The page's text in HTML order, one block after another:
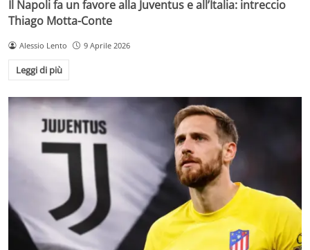
Il Napoli fa un favore alla Juventus e all’Italia: intreccio
Thiago Motta-Conte
Alessio Lento 9 Aprile 2026
Leggi di più